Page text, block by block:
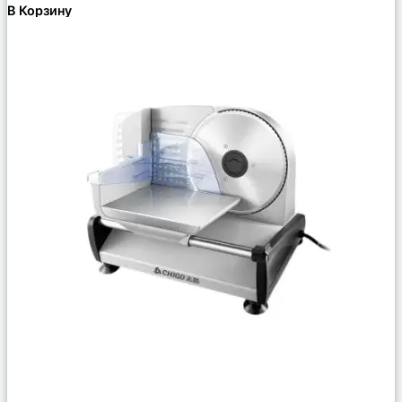
В Корзину